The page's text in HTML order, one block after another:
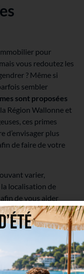
pour
vous redoutez les
? Même si
sembler
sont proposées
la Région Wallonne et
ces primes
d’envisager plus
de faire de votre
varier,
localisation de
de vous aider
bit.ly/primes-bxl
rw
primes-rf